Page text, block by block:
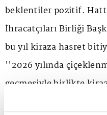
beklentiler pozitif.
İhracatçıları Birliği
bu yıl kiraza hasret
''2026 yılında
geçmesiyle birlikte
aşarak 200 milyon